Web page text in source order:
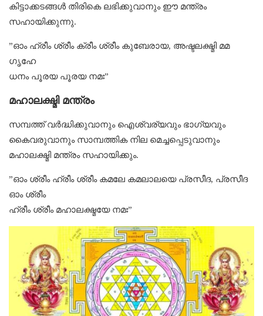
കിട്ടാക്കടങ്ങൾ തിരികെ ലഭിക്കുവാനും ഈ മന്ത്രം
സഹായിക്കുന്നു.
”ഓം ഹ്രീം ശ്രീം ക്രീം ശ്രീം കുബേരായ, അഷ്ടലക്ഷ്മി മമ
ഗൃഹേ
ധനം പൂരയ പൂരയ നമഃ”
മഹാലക്ഷ്മി മന്ത്രം
സമ്പത്ത് വർദ്ധിക്കുവാനും ഐശ്വര്യവും ഭാഗ്യവും
കൈവരുവാനും സാമ്പത്തിക നില മെച്ചപ്പെടുവാനും
മഹാലക്ഷ്മി മന്ത്രം സഹായിക്കും.
”ഓം ശ്രീം ഹ്രീം ശ്രീം കമലേ കമലാലയെ പ്രസീദ, പ്രസീദ
ഓം ശ്രീം
ഹ്രീം ശ്രീം മഹാലക്ഷ്മയേ നമഃ”